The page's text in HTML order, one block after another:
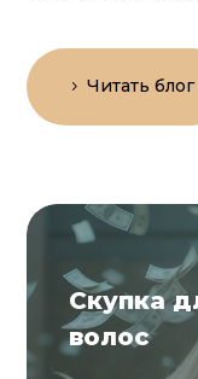
Читать блог
Скупка
волос